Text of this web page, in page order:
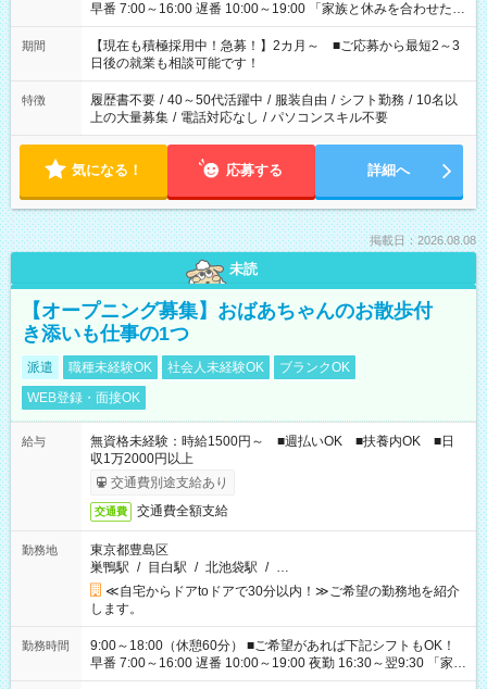
早番 7:00～16:00 遅番 10:00～19:00 「家族と休みを合わせた
い」 「余裕を持って夕飯の準備がしたい」 「できれば残業はし
たくない」 など、ご希望を教えてくださいね。 ※Wワーク希望
の方へ 今ご覧のお仕事で希望する勤務時間と、もう1つのお仕事
の勤務時間。 合計で週40時間を超える場合は応募できません。
期間
【現在も積極採用中！急募！】2カ月～ ■ご応募から最短2～3
日後の就業も相談可能です！
特徴 履歴書不要 / 40～50代活躍中 / 服装自由 / シフト勤務 / 10名以
上の大量募集 / 電話対応なし / パソコンスキル不要
気になる！ 応募する 詳細へ
掲載日：2026.08.08
未読
【オープニング募集】おばあちゃんのお散歩付
き添いも仕事の1つ
派遣 職種未経験OK 社会人未経験OK
ブランクOK
WEB登録・面接OK
給与
無資格未経験：時給1500円～ ■週払いOK ■扶養内OK ■日
収1万2000円以上
交通費別途支給あり
交通費 交通費全額支給
勤務地
東京都豊島区
巣鴨駅 / 目白駅 / 北池袋駅 / …
≪自宅からドアtoドアで30分以内！≫ご希望の勤務地を紹介
します。
勤務時間
9:00～18:00（休憩60分） ■ご希望があれば下記シフトもOK！
早番 7:00～16:00 遅番 10:00～19:00 夜勤 16:30～翌9:30 「家族
と休みを合わせたい」 「余裕を持って夕飯の準備がしたい」